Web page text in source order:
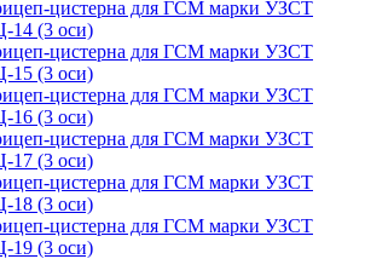
цистерна для ГСМ марки УЗСТ
14 (3 оси)
цистерна для ГСМ марки УЗСТ
15 (3 оси)
цистерна для ГСМ марки УЗСТ
16 (3 оси)
цистерна для ГСМ марки УЗСТ
17 (3 оси)
цистерна для ГСМ марки УЗСТ
18 (3 оси)
цистерна для ГСМ марки УЗСТ
19 (3 оси)